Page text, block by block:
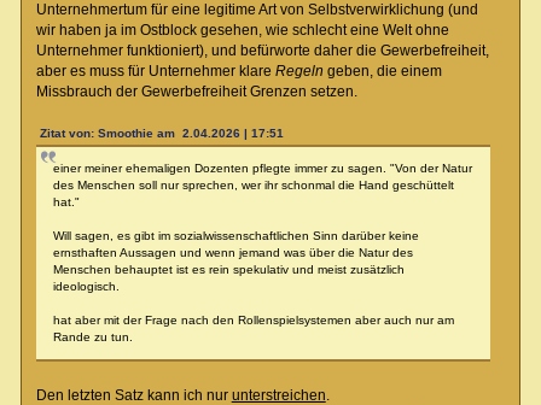
Unternehmertum für eine legitime Art von Selbstverwirklichung (und
wir haben ja im Ostblock gesehen, wie schlecht eine Welt ohne
Unternehmer funktioniert), und befürworte daher die Gewerbefreiheit,
aber es muss für Unternehmer klare Regeln geben, die einem
Missbrauch der Gewerbefreiheit Grenzen setzen.
Zitat von: Smoothie am 2.04.2026 | 17:51
einer meiner ehemaligen Dozenten pflegte immer zu sagen. "Von der Natur
des Menschen soll nur sprechen, wer ihr schonmal die Hand geschüttelt
hat."
Will sagen, es gibt im sozialwissenschaftlichen Sinn darüber keine
ernsthaften Aussagen und wenn jemand was über die Natur des
Menschen behauptet ist es rein spekulativ und meist zusätzlich
ideologisch.
hat aber mit der Frage nach den Rollenspielsystemen aber auch nur am
Rande zu tun.
Den letzten Satz kann ich nur unterstreichen.